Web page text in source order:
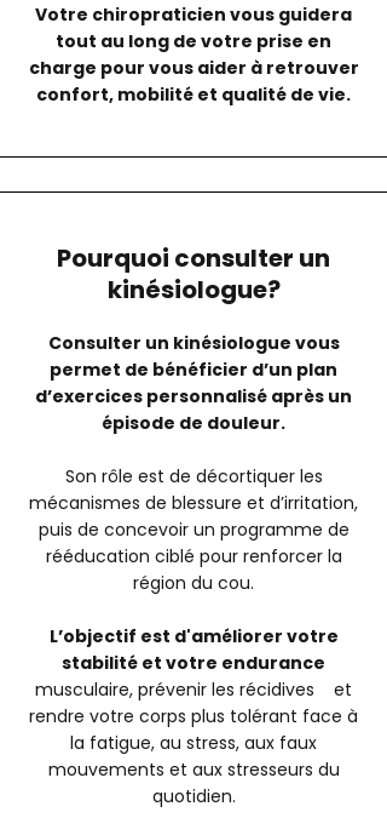
Votre chiropraticien vous guidera
tout au long de votre prise en
charge pour vous aider à retrouver
confort, mobilité et qualité de vie.
Pourquoi consulter un
kinésiologue?
Consulter un kinésiologue vous
permet de bénéficier d’un plan
d’exercices personnalisé après un
épisode de douleur.
Son rôle est de décortiquer les
mécanismes de blessure et d’irritation,
puis de concevoir un programme de
rééducation ciblé pour renforcer la
région du cou.
L’objectif est d'améliorer votre
stabilité et votre endurance
musculaire, prévenir les récidives et
rendre votre corps plus tolérant face à
la fatigue, au stress, aux faux
mouvements et aux stresseurs du
quotidien.